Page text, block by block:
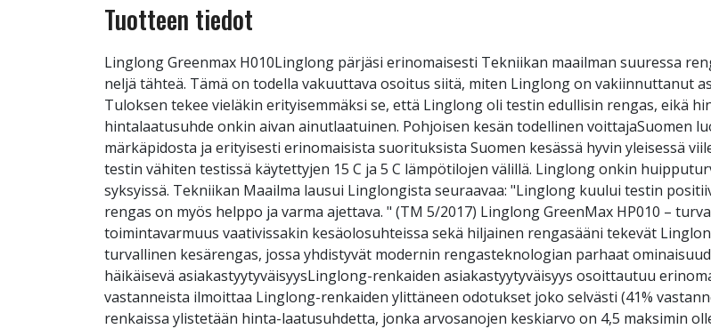
Tuotteen tiedot
Linglong Greenmax H010Linglong pärjäsi erinomaisesti Tekniikan maailman suuressa
neljä tähteä. Tämä on todella vakuuttava osoitus siitä, miten Linglong on vakiinnuttanut
Tuloksen tekee vieläkin erityisemmäksi se, että Linglong oli testin edullisin rengas, eikä
hintalaatusuhde onkin aivan ainutlaatuinen. Pohjoisen kesän todellinen voittajaSuomen
märkäpidosta ja erityisesti erinomaisista suorituksista Suomen kesässä hyvin yleisessä
testin vähiten testissä käytettyjen 15 C ja 5 C lämpötilojen välillä. Linglong onkin
syksyissä. Tekniikan Maailma lausui Linglongista seuraavaa: "Linglong kuului testin
rengas on myös helppo ja varma ajettava. " (TM 5/2017) Linglong GreenMax HP010 –
toimintavarmuus vaativissakin kesäolosuhteissa sekä hiljainen rengasääni tekevät
turvallinen kesärengas, jossa yhdistyvät modernin rengasteknologian parhaat
häikäisevä asiakastyytyväisyysLinglong-renkaiden asiakastyytyväisyys osoittautuu
vastanneista ilmoittaa Linglong-renkaiden ylittäneen odotukset joko selvästi (41%
renkaissa ylistetään hinta-laatusuhdetta, jonka arvosanojen keskiarvo on 4,5 maksimin